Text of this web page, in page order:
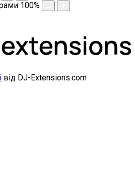
100%
від DJ-Extensions.com